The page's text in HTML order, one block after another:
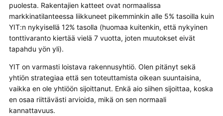
puolesta. Rakentajien katteet ovat normaalissa
markkinatilanteessa liikkuneet pikemminkin alle 5% tasoilla kuin
YIT:n nykyisellä 12% tasolla (huomaa kuitenkin, että nykyinen
tonttivaranto kiertää vielä 7 vuotta, joten muutokset eivät
tapahdu yön yli).
YIT on varmasti loistava rakennusyhtiö. Olen pitänyt sekä
yhtiön strategiaa että sen toteuttamista oikean suuntaisina,
vaikka en ole yhtiöön sijoittanut. Enkä aio siihen sijoittaa, koska
en osaa riittävästi arvioida, mikä on sen normaali
kannattavuus.